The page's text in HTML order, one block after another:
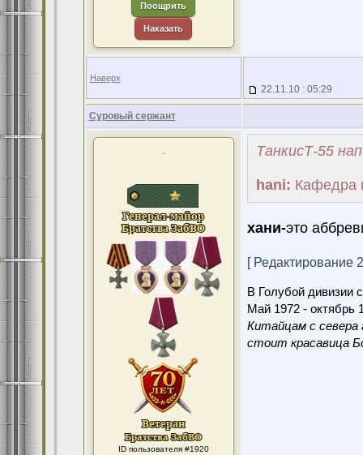
Поощрить
Наказать
Наверх
22.11.10 : 05:29
Суровый сержант
.
ID пользователя #1920
ТанкисТ-55
hani: Кафедра
хани-это
[ Редактирование
В Голубой дивизии
Май 1972 - октябрь
Китайцам с севера
стоит красавица